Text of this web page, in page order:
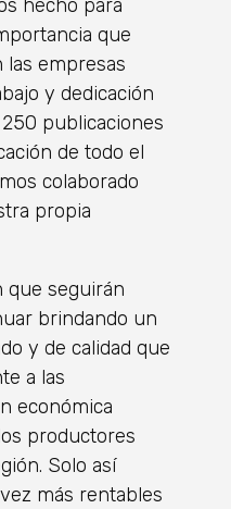
hecho para
que
empresas
y dedicación
publicaciones
de todo el
colaborado
propia
que seguirán
brindando un
y de calidad que
a las
económica
productores
Solo así
más rentables